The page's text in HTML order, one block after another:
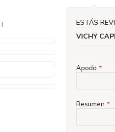
ESTÁS
VICHY
Apodo
Resumen